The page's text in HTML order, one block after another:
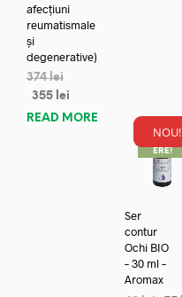
afecțiuni
reumatismale
și
degenerative)
374lei
355 lei
READ MORE
NOU!
REDUC
ERE!
Ser
contur
Ochi BIO
– 30 ml –
Aromax